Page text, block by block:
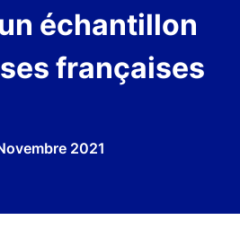
échantillon
françaises
2021